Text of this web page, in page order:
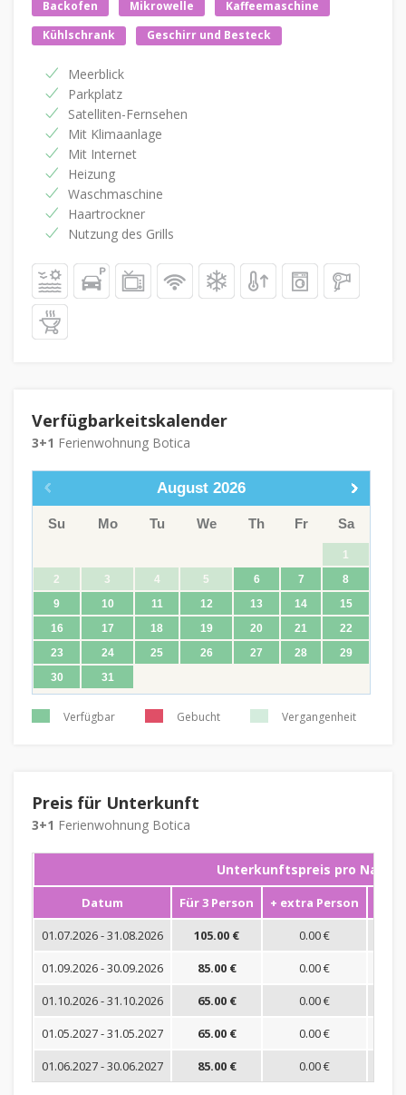
Backofen Mikrowelle
Kaffeemaschine
Kühlschrank
Geschirr und Besteck
Meerblick
Parkplatz
Satelliten-Fernsehen
Mit Klimaanlage
Mit Internet
Heizung
Waschmaschine
Haartrockner
Nutzung des Grills
Verfügbarkeitskalender
3+1 Ferienwohnung Botica
August 2026
Su Mo Tu We Th Fr Sa
1
2
3 4 5 6 7
8
9
10 11 12 13 14
15
16
17 18 19 20 21
22
23
24 25 26 27 28
29
30
31
Verfügbar Gebucht Vergangenheit
Preis für Unterkunft
3+1 Ferienwohnung Botica
Unterkunftspreis pro Nacht
Datum Für 3 Person + extra Person
01.07.2026 - 31.08.2026
105.00 €
0.00 €
01.09.2026 - 30.09.2026
85.00 €
0.00 €
01.10.2026 - 31.10.2026
65.00 €
0.00 €
01.05.2027 - 31.05.2027
65.00 €
0.00 €
01.06.2027 - 30.06.2027
85.00 € 0.00 €